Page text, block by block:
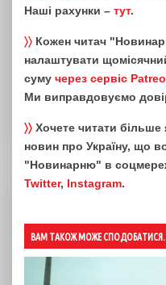
Наші рахунки – тут.
〉〉 Кожен читач
налаштувати
суму через сервіс
Ми виправдовуємо
〉〉 Хочете читати більше
новин про Україну, що
"Новинарню" в
Twitter, Instagram.
ВАМ ТАКОЖ МОЖЕ